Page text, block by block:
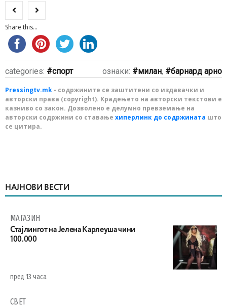
Share this...
categories: спорт ознаки: милан, барнард арно
Pressingtv.mk - содржините се заштитени со издавачки и
авторски права (copyright). Крадењето на авторски текстови е
казниво со закон. Дозволено е делумно превземање на
авторски содржини со ставање хиперлинк до содржината што
се цитира.
НАЈНОВИ ВЕСТИ
МАГАЗИН
Стајлингот на Јелена Карлеуша чини
100.000
пред 13 часа
СВЕТ